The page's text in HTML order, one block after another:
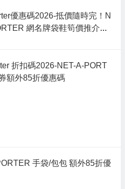
優惠碼2026-抵價隨時完！N
網名牌袋鞋筍價推介，
折扣碼2026-NET-A-PORT
額外85折優惠碼
手袋/包包 額外85折優